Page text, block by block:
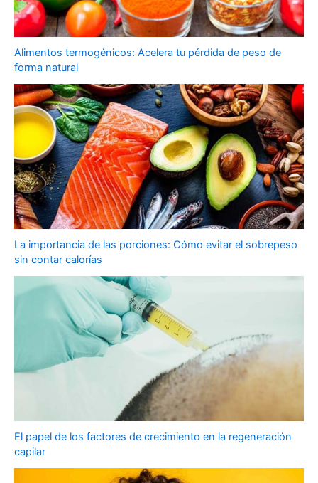
Alimentos termogénicos: Acelera tu pérdida de peso de
forma natural
La importancia de las porciones: Cómo evitar el sobrepeso
sin contar calorías
El papel de los factores de crecimiento en la regeneración
capilar